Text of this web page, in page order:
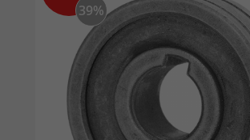
39%